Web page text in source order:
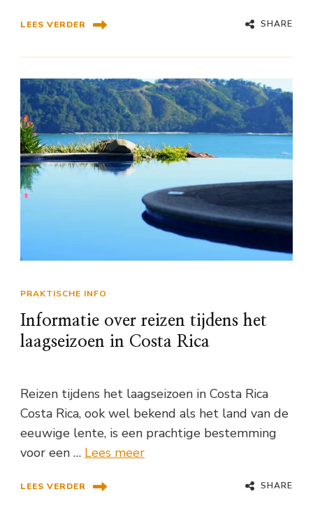
LEES VERDER SHARE
PRAKTISCHE INFO
Informatie over reizen tijdens het
laagseizoen in Costa Rica
Reizen tijdens het laagseizoen in Costa Rica
Costa Rica, ook wel bekend als het land van de
eeuwige lente, is een prachtige bestemming
voor een … Lees meer
LEES VERDER SHARE